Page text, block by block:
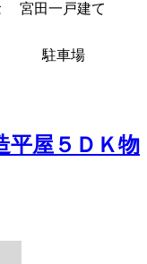
宮田一戸建て
駐車場
平屋５ＤＫ物